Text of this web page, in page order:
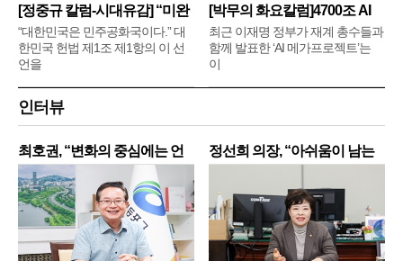
[정중규 칼럼-시대유감] “미완
“대한민국은 민주공화국이다.” 대
한민국 헌법 제1조 제1항의 이 선
언을
[박무의 화요칼럼]4700조 AI
메
최근 이재명 정부가 재계 총수들과
함께 발표한 ‘AI 메가프로젝트’는
이
인터뷰
최호권, “변화의 중심에는 언
제
정선희 의장, “아쉬움이 남는